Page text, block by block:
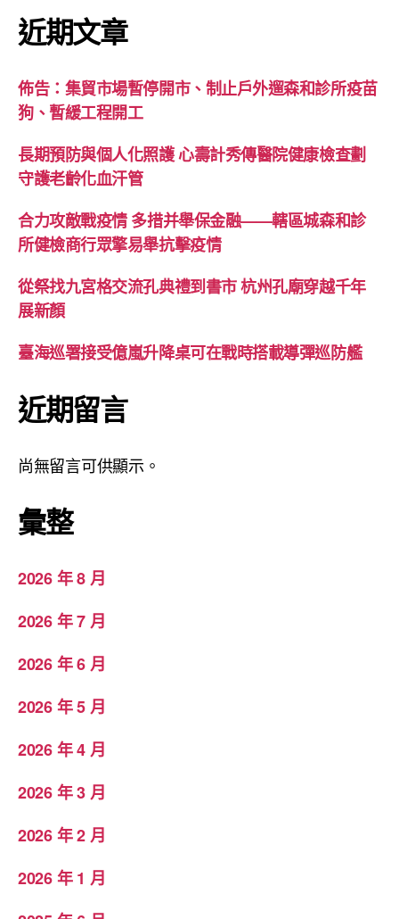
近期文章
佈告：集貿市場暫停開市、制止戶外遛森和診所疫苗
狗、暫緩工程開工
長期預防與個人化照護 心壽計秀傳醫院健康檢查劃
守護老齡化血汗管
合力攻敵戰疫情 多措并舉保金融——轄區城森和診
所健檢商行眾擎易舉抗擊疫情
從祭找九宮格交流孔典禮到書市 杭州孔廟穿越千年
展新顏
臺海巡署接受億嵐升降桌可在戰時搭載導彈巡防艦
近期留言
尚無留言可供顯示。
彙整
2026 年 8 月
2026 年 7 月
2026 年 6 月
2026 年 5 月
2026 年 4 月
2026 年 3 月
2026 年 2 月
2026 年 1 月